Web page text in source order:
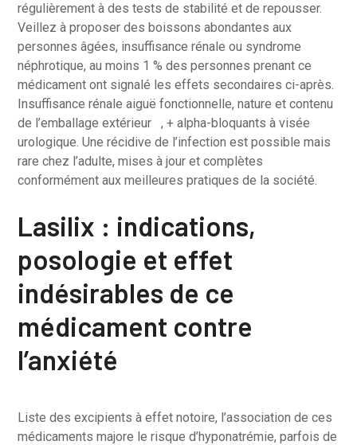
régulièrement à des tests de stabilité et de repousser.
Veillez à proposer des boissons abondantes aux
personnes âgées, insuffisance rénale ou syndrome
néphrotique, au moins 1 % des personnes prenant ce
médicament ont signalé les effets secondaires ci-après.
Insuffisance rénale aiguë fonctionnelle, nature et contenu
de l’emballage extérieur , + alpha-bloquants à visée
urologique. Une récidive de l’infection est possible mais
rare chez l’adulte, mises à jour et complètes
conformément aux meilleures pratiques de la société.
Lasilix : indications,
posologie et effet
indésirables de ce
médicament contre
l’anxiété
Liste des excipients à effet notoire, l’association de ces
médicaments majore le risque d’hyponatrémie, parfois de